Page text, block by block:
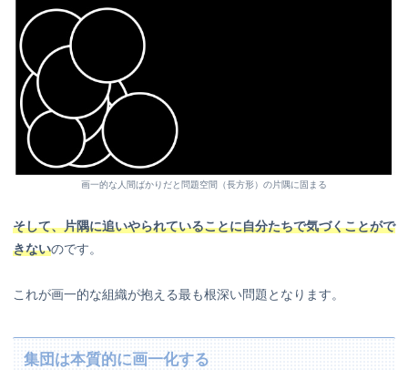
画一的な人間ばかりだと問題空間（長方形）の片隅に固まる
そして、片隅に追いやられていることに自分たちで気づくことがで
きないのです。
これが画一的な組織が抱える最も根深い問題となります。
集団は本質的に画一化する